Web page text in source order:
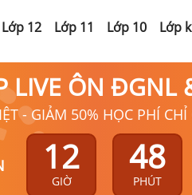
Lớp 12 Lớp 11 Lớp 10 Lớp
LIVE ÔN
- GIẢM 50% HỌC PHÍ CHỈ
12
GIỜ
48
PHÚT